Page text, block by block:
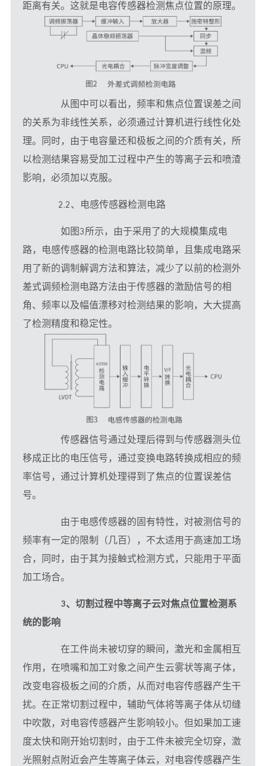
距离有关。这就是电容传感器检测焦点位置的原理。
从图中可以看出，频率和焦点位置误差之间
的关系为非线性关系，必须通过计算机进行线性化处
理。同时，由于电容量还和极板之间的介质有关，所
以检测结果容易受加工过程中产生的等离子云和喷渣
影响，必须加以克服。
2.2、电感传感器检测电路
如图3所示，由于采用了的大规模集成电
路，电感传感器的检测电路比较简单，且集成电路采
用了新的调制解调方法和算法，减少了以前的检测外
差式调频检测电路方法由于传感器的激励信号的相
角、频率以及幅值漂移对检测结果的影响，大大提高
了检测精度和稳定性。
传感器信号通过处理后得到与传感器测头位
移成正比的电压信号，通过变换电路转换成相应的频
率信号，通过计算机处理得到了焦点的位置误差信
号。
由于电感传感器的固有特性，对被测信号的
频率有一定的限制（几百），不太适用于高速加工场
合，同时，由于其为接触式检测方式，只能用于平面
加工场合。
3、切割过程中等离子云对焦点位置检测系
统的影响
在工件尚未被切穿的瞬间， 激光和金属相互
作用，在喷嘴和加工对象之间产生云雾状等离子体，
改变电容极板之间的介质，从而对电容传感器产生干
扰。在正常切割过程中，辅助气体将等离子体从切缝
中吹散，对电容传感器产生影响较小。但如果加工速
度太快和刚开始切割时，由于工件未被完全切穿，激
光照射点附近会产生等离子体云，对电容传感器产生